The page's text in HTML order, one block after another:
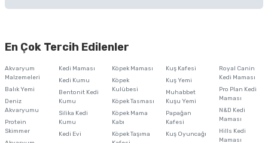
iletebilirsiniz.
Ürün resmi kalitesiz, bozuk veya görüntülenemiyor.
Ürün açıklamasında eksik bilgiler bulunuyor.
Ürün bilgilerinde hatalar bulunuyor.
Ürün fiyatı diğer sitelerden daha pahalı.
En Çok Tercih Edilenler
Akvaryum
Malzemeleri
Balık Yemi
Deniz
Akvaryumu
Protein
Skimmer
Kedi Maması
Kedi Kumu
Bentonit Kedi
Kumu
Silika Kedi
Kumu
Kedi Evi
Köpek Maması
Köpek
Kulübesi
Köpek Tasması
Köpek Mama
Kabı
Köpek Taşıma
Kuş Kafesi
Kuş Yemi
Muhabbet
Kuşu Yemi
Papağan
Kafesi
Kuş Oyuncağı
Royal Canin
Kedi Maması
Pro Plan Kedi
Maması
N&D Kedi
Maması
Hills Kedi
Maması